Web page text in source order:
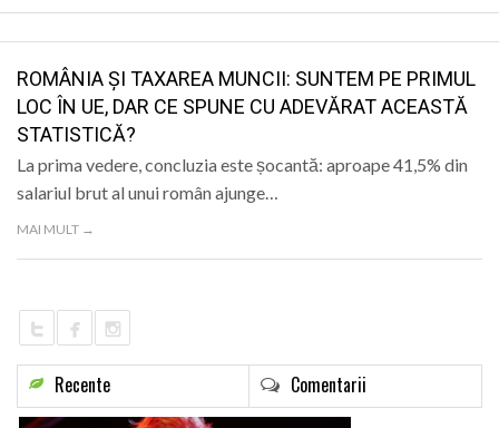
SANATATE
SPORT
SPECIAL
ROMÂNIA ȘI TAXAREA MUNCII: SUNTEM PE PRIMUL
LOC ÎN UE, DAR CE SPUNE CU ADEVĂRAT ACEASTĂ
STATISTICĂ?
La prima vedere, concluzia este șocantă: aproape 41,5% din
salariul brut al unui român ajunge…
MAI MULT →
Recente Comentarii